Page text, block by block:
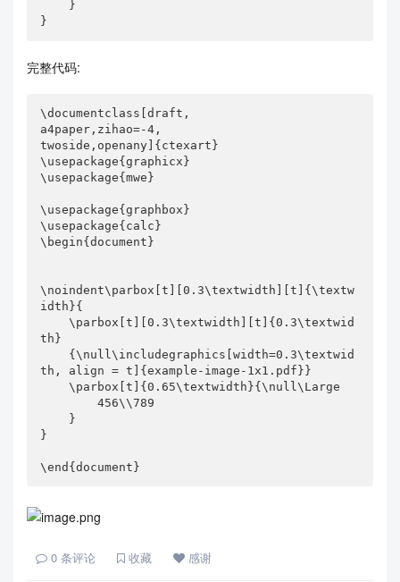
}
完整代码:
\documentclass[draft,
a4paper,zihao=-4,
twoside,openany]{ctexart}
\usepackage{graphicx}
\usepackage{mwe}
\usepackage{graphbox}
\usepackage{calc}
\begin{document}
\noindent\parbox[t][0.3\textwidth][t]{\textw
idth}{
    \parbox[t][0.3\textwidth][t]{0.3\textwid
th}
th, align = t]{example-image-1x1.pdf}}
    \parbox[t]{0.65\textwidth}{\null\Large
        456\\789
}
\end{document}
0 条评论 收藏 感谢